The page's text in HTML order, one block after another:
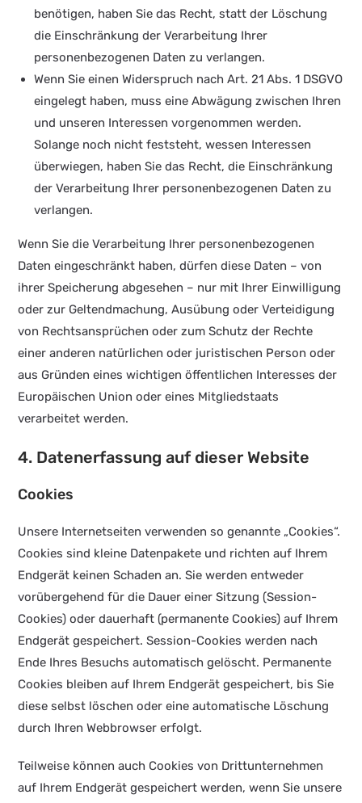
benötigen, haben Sie das Recht, statt der Löschung
die Einschränkung der Verarbeitung Ihrer
personenbezogenen Daten zu verlangen.
Wenn Sie einen Widerspruch nach Art. 21 Abs. 1 DSGVO
eingelegt haben, muss eine Abwägung zwischen Ihren
und unseren Interessen vorgenommen werden.
Solange noch nicht feststeht, wessen Interessen
überwiegen, haben Sie das Recht, die Einschränkung
der Verarbeitung Ihrer personenbezogenen Daten zu
verlangen.
Wenn Sie die Verarbeitung Ihrer personenbezogenen
Daten eingeschränkt haben, dürfen diese Daten – von
ihrer Speicherung abgesehen – nur mit Ihrer Einwilligung
oder zur Geltendmachung, Ausübung oder Verteidigung
von Rechtsansprüchen oder zum Schutz der Rechte
einer anderen natürlichen oder juristischen Person oder
aus Gründen eines wichtigen öffentlichen Interesses der
Europäischen Union oder eines Mitgliedstaats
verarbeitet werden.
4. Datenerfassung auf dieser Website
Cookies
Unsere Internetseiten verwenden so genannte „Cookies“.
Cookies sind kleine Datenpakete und richten auf Ihrem
Endgerät keinen Schaden an. Sie werden entweder
vorübergehend für die Dauer einer Sitzung (Session-
Cookies) oder dauerhaft (permanente Cookies) auf Ihrem
Endgerät gespeichert. Session-Cookies werden nach
Ende Ihres Besuchs automatisch gelöscht. Permanente
Cookies bleiben auf Ihrem Endgerät gespeichert, bis Sie
diese selbst löschen oder eine automatische Löschung
durch Ihren Webbrowser erfolgt.
Teilweise können auch Cookies von Drittunternehmen
auf Ihrem Endgerät gespeichert werden, wenn Sie unsere